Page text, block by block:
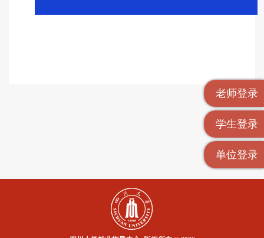
老师登录
学生登录
单位登录